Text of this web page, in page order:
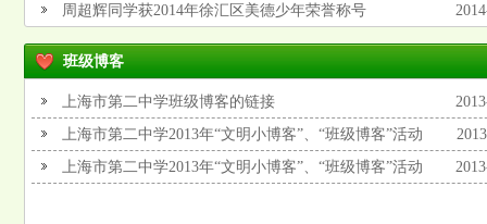
动征文获奖名单
周超辉同学获2014年徐汇区美德少年荣誉称号
班级博客
上海市第二中学班级博客的链接
上海市第二中学2013年“文明小博客”、“班级博客”活动
总结 上海市第二中学2013年“文明小博客”、“班级博客”活动